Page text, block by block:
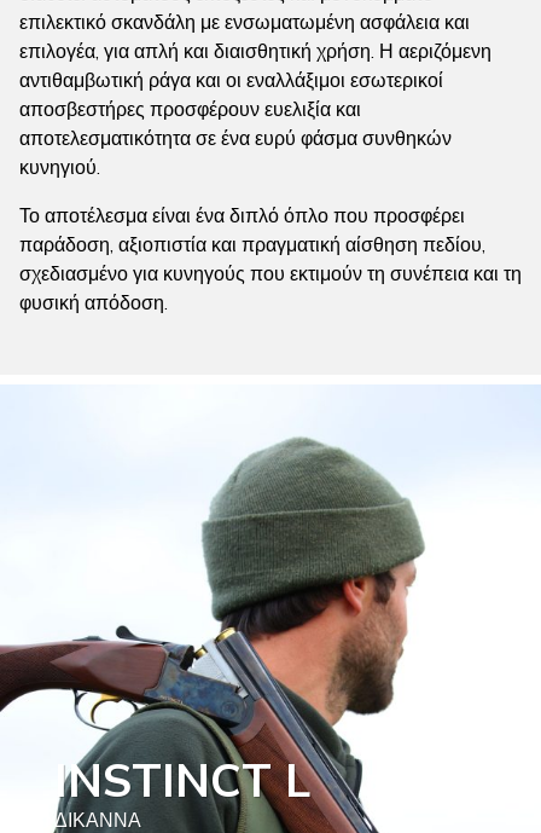
INSTINCT L
ΔΊΚΑΝΝΑ
επιλεκτικό σκανδάλη με ενσωματωμένη ασφάλεια και
επιλογέα, για απλή και διαισθητική χρήση. Η αεριζόμενη
αντιθαμβωτική ράγα και οι εναλλάξιμοι εσωτερικοί
αποσβεστήρες προσφέρουν ευελιξία και
αποτελεσματικότητα σε ένα ευρύ φάσμα συνθηκών
κυνηγιού.
Το αποτέλεσμα είναι ένα διπλό όπλο που προσφέρει
παράδοση, αξιοπιστία και πραγματική αίσθηση πεδίου,
σχεδιασμένο για κυνηγούς που εκτιμούν τη συνέπεια και τη
φυσική απόδοση.